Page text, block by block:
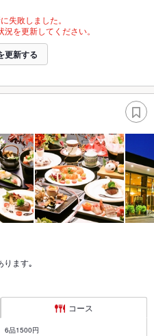
失敗しました。
を更新してください。
更新する
ります｡
コース
6品1500円